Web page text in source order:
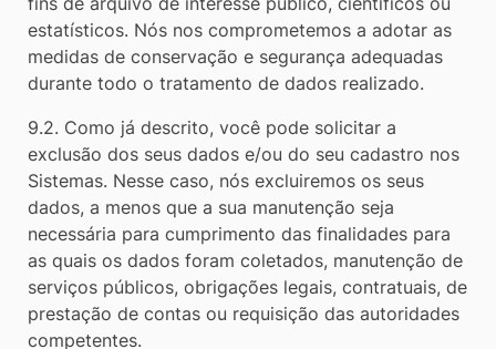
estatísticos. Nós nos comprometemos a adotar as
medidas de conservação e segurança adequadas
durante todo o tratamento de dados realizado.
9.2. Como já descrito, você pode solicitar a
exclusão dos seus dados e/ou do seu cadastro nos
Sistemas. Nesse caso, nós excluiremos os seus
dados, a menos que a sua manutenção seja
necessária para cumprimento das finalidades para
as quais os dados foram coletados, manutenção de
serviços públicos, obrigações legais, contratuais, de
prestação de contas ou requisição das autoridades
competentes.